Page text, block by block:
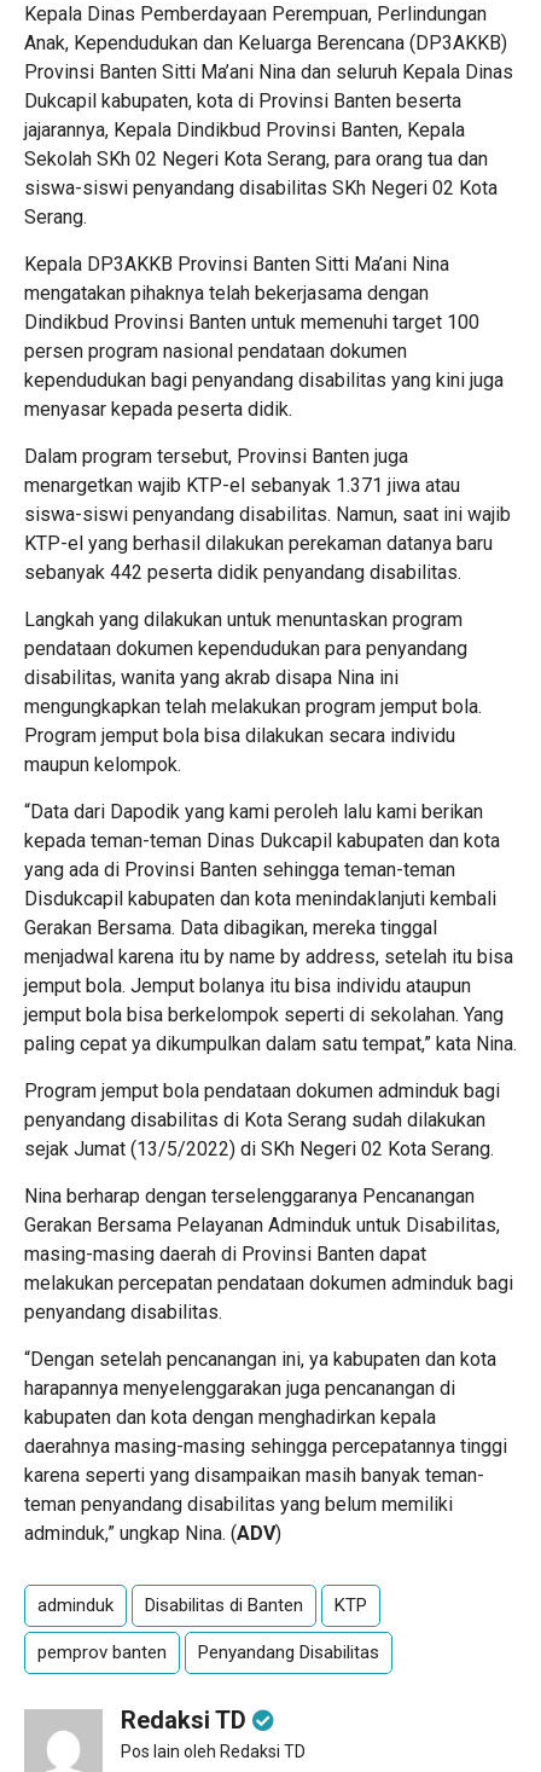
Kepala Dinas Pemberdayaan Perempuan, Perlindungan
Anak, Kependudukan dan Keluarga Berencana (DP3AKKB)
Provinsi Banten Sitti Ma’ani Nina dan seluruh Kepala Dinas
Dukcapil kabupaten, kota di Provinsi Banten beserta
jajarannya, Kepala Dindikbud Provinsi Banten, Kepala
Sekolah SKh 02 Negeri Kota Serang, para orang tua dan
siswa-siswi penyandang disabilitas SKh Negeri 02 Kota
Serang.
Kepala DP3AKKB Provinsi Banten Sitti Ma’ani Nina
mengatakan pihaknya telah bekerjasama dengan
Dindikbud Provinsi Banten untuk memenuhi target 100
persen program nasional pendataan dokumen
kependudukan bagi penyandang disabilitas yang kini juga
menyasar kepada peserta didik.
Dalam program tersebut, Provinsi Banten juga
menargetkan wajib KTP-el sebanyak 1.371 jiwa atau
siswa-siswi penyandang disabilitas. Namun, saat ini wajib
KTP-el yang berhasil dilakukan perekaman datanya baru
sebanyak 442 peserta didik penyandang disabilitas.
Langkah yang dilakukan untuk menuntaskan program
pendataan dokumen kependudukan para penyandang
disabilitas, wanita yang akrab disapa Nina ini
mengungkapkan telah melakukan program jemput bola.
Program jemput bola bisa dilakukan secara individu
maupun kelompok.
“Data dari Dapodik yang kami peroleh lalu kami berikan
kepada teman-teman Dinas Dukcapil kabupaten dan kota
yang ada di Provinsi Banten sehingga teman-teman
Disdukcapil kabupaten dan kota menindaklanjuti kembali
Gerakan Bersama. Data dibagikan, mereka tinggal
menjadwal karena itu by name by address, setelah itu bisa
jemput bola. Jemput bolanya itu bisa individu ataupun
jemput bola bisa berkelompok seperti di sekolahan. Yang
paling cepat ya dikumpulkan dalam satu tempat,” kata Nina.
Program jemput bola pendataan dokumen adminduk bagi
penyandang disabilitas di Kota Serang sudah dilakukan
sejak Jumat (13/5/2022) di SKh Negeri 02 Kota Serang.
Nina berharap dengan terselenggaranya Pencanangan
Gerakan Bersama Pelayanan Adminduk untuk Disabilitas,
masing-masing daerah di Provinsi Banten dapat
melakukan percepatan pendataan dokumen adminduk bagi
penyandang disabilitas.
“Dengan setelah pencanangan ini, ya kabupaten dan kota
harapannya menyelenggarakan juga pencanangan di
kabupaten dan kota dengan menghadirkan kepala
daerahnya masing-masing sehingga percepatannya tinggi
karena seperti yang disampaikan masih banyak teman-
teman penyandang disabilitas yang belum memiliki
adminduk,” ungkap Nina. (ADV)
adminduk Disabilitas di Banten KTP
pemprov banten Penyandang Disabilitas
Redaksi TD
Pos lain oleh Redaksi TD